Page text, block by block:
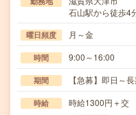
石山駅から徒歩4
曜日頻度 月～金
時間 9:00～16:00
期間 【急募】即日～
時給 時給1300円＋交